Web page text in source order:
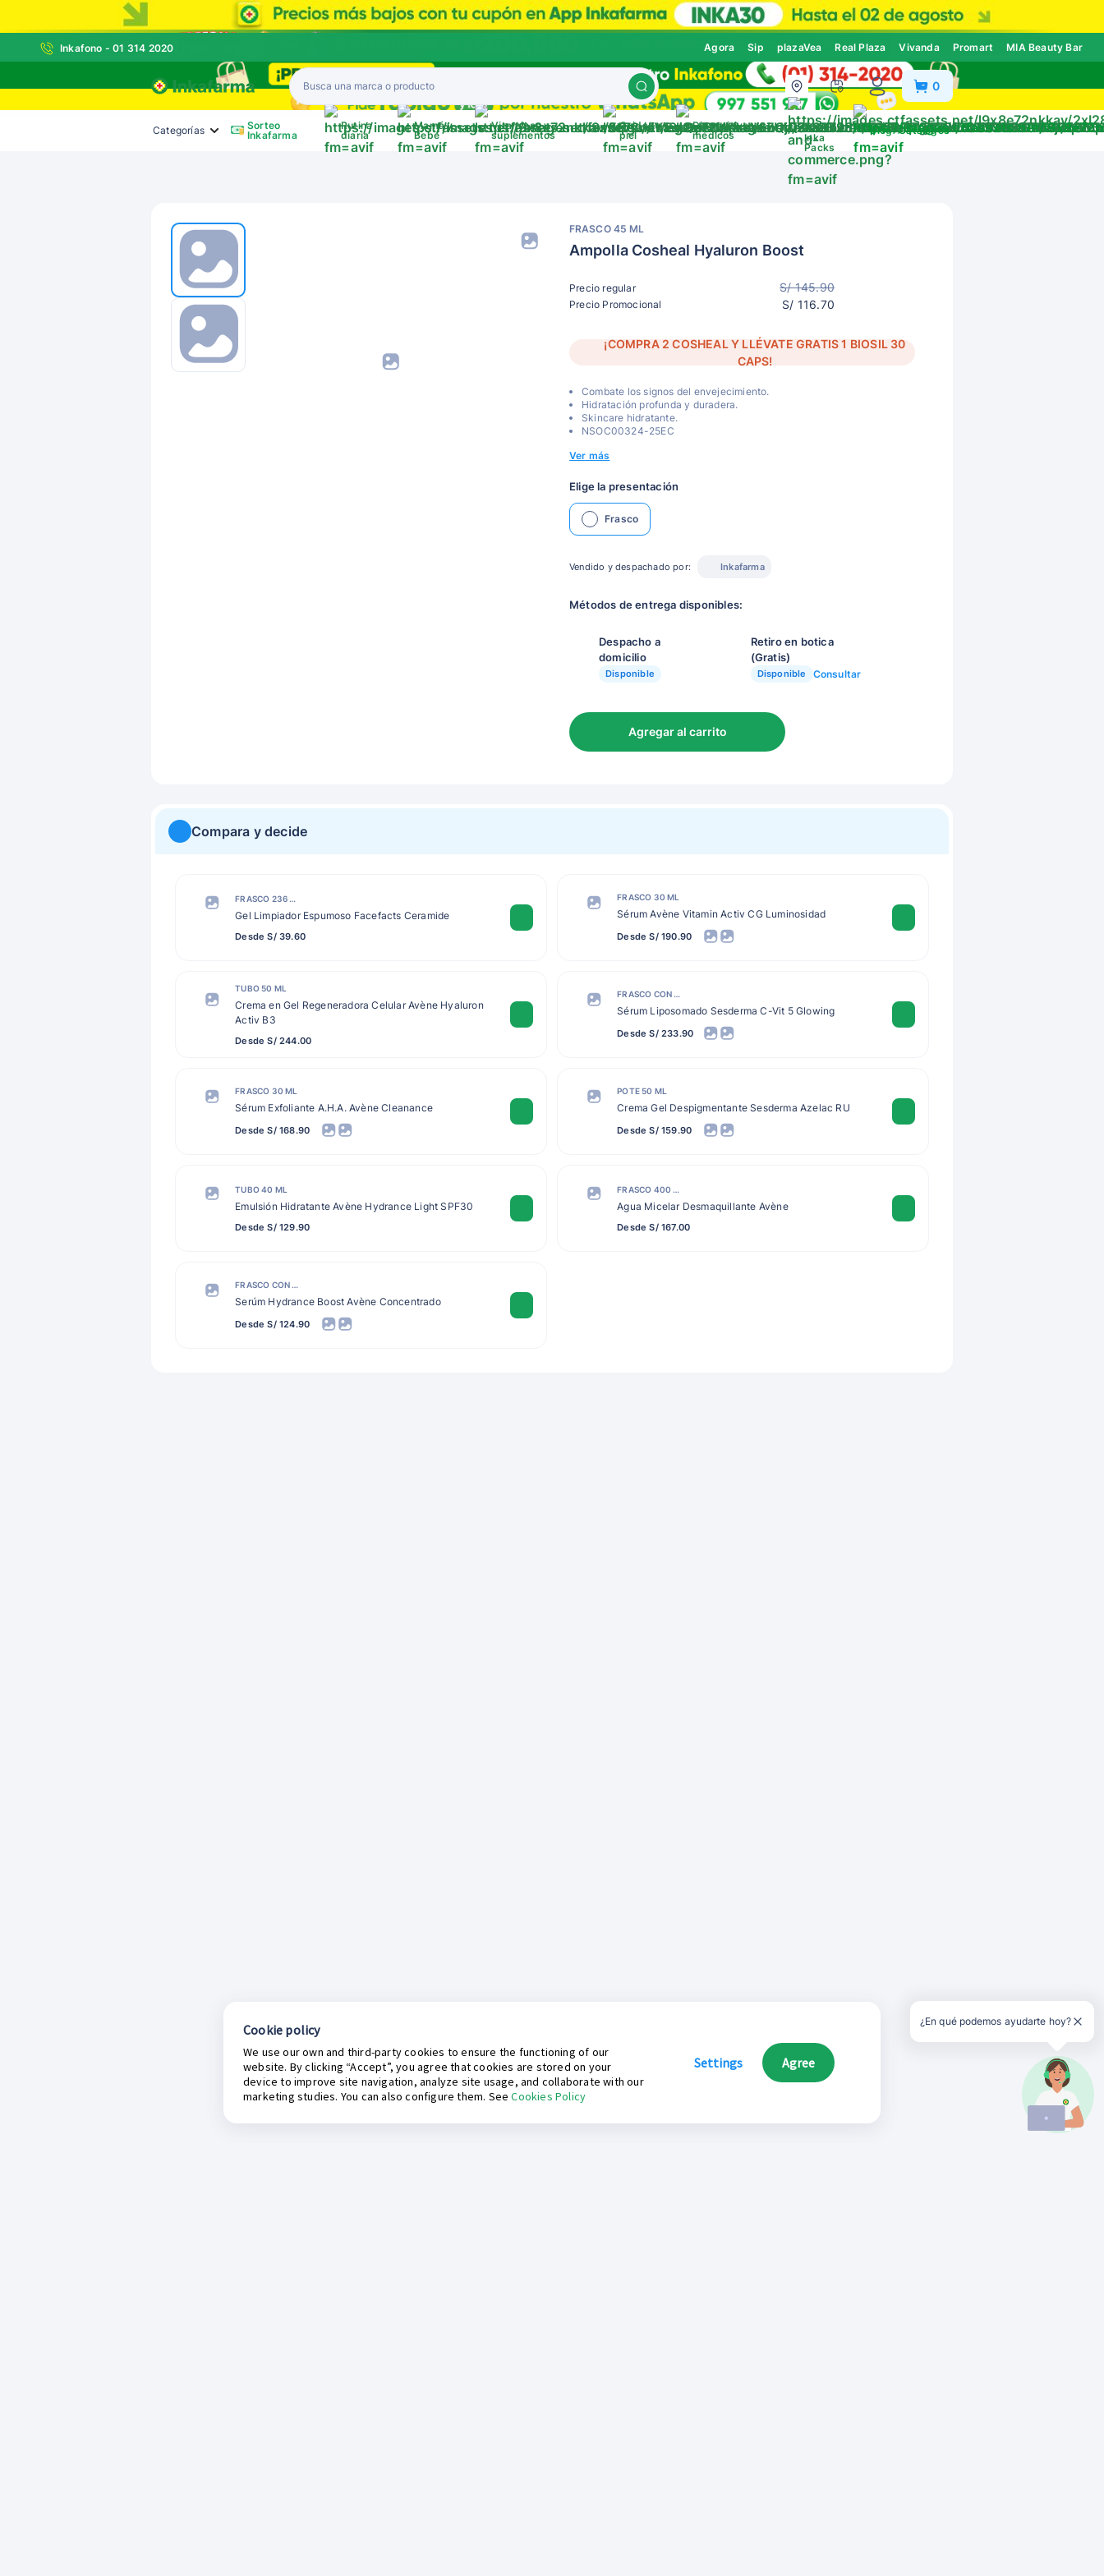
Inkafono - 01 314 2020 Agora Sip plazaVea Real Plaza Vivanda Promart MIA Beauty Bar
0
Categorías
Sorteo
Inkafarma
Rutina
diaria
Mamá y
Bebé
Vitaminas y
suplementos
Cuida tu
piel
Dispositivos
médicos
Inka
Packs
Blog Catálogos
¿En qué podemos ayudarte hoy?
FRASCO 45 ML
Ampolla Cosheal Hyaluron Boost
Precio regular S/ 145.90
Precio Promocional S/ 116.70
¡COMPRA 2 COSHEAL Y LLÉVATE GRATIS 1 BIOSIL 30
CAPS!
Combate los signos del envejecimiento.
Hidratación profunda y duradera.
Skincare hidratante.
NSOC00324-25EC
Ver más
Elige la presentación
Frasco
Vendido y despachado por: Inkafarma
Métodos de entrega disponibles:
Despacho a
domicilio
Disponible
Retiro en botica
(Gratis)
Disponible Consultar
Agregar al carrito
Compara y decide
FRASCO 236 ML
Gel Limpiador Espumoso Facefacts Ceramide
Desde S/ 39.60
FRASCO 30 ML
Sérum Avène Vitamin Activ CG Luminosidad
Desde S/ 190.90
TUBO 50 ML
Crema en Gel Regeneradora Celular Avène Hyaluron
Activ B3
Desde S/ 244.00
FRASCO CON GOTERO 30 ML
Sérum Liposomado Sesderma C-Vit 5 Glowing
Desde S/ 233.90
FRASCO 30 ML
Sérum Exfoliante A.H.A. Avène Cleanance
Desde S/ 168.90
POTE 50 ML
Crema Gel Despigmentante Sesderma Azelac RU
Desde S/ 159.90
TUBO 40 ML
Emulsión Hidratante Avène Hydrance Light SPF30
Desde S/ 129.90
FRASCO 400 ML
Agua Micelar Desmaquillante Avène
Desde S/ 167.00
FRASCO CON GOTERO 30 ML
Serúm Hydrance Boost Avène Concentrado
Desde S/ 124.90
Cookie policy
We use our own and third-party cookies to ensure the functioning of our
website. By clicking “Accept”, you agree that cookies are stored on your
device to improve site navigation, analyze site usage, and collaborate with our
marketing studies. You can also configure them. SeeCookies Policy
Settings Agree